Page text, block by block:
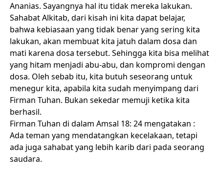
Ananias. Sayangnya hal itu tidak mereka lakukan.
Sahabat Alkitab, dari kisah ini kita dapat belajar,
bahwa kebiasaan yang tidak benar yang sering kita
lakukan, akan membuat kita jatuh dalam dosa dan
mati karena dosa tersebut. Sehingga kita bisa melihat
yang hitam menjadi abu-abu, dan kompromi dengan
dosa. Oleh sebab itu, kita butuh seseorang untuk
menegur kita, apabila kita sudah menyimpang dari
Firman Tuhan. Bukan sekedar memuji ketika kita
berhasil.
Firman Tuhan di dalam Amsal 18: 24 mengatakan :
Ada teman yang mendatangkan kecelakaan, tetapi
ada juga sahabat yang lebih karib dari pada seorang
saudara.